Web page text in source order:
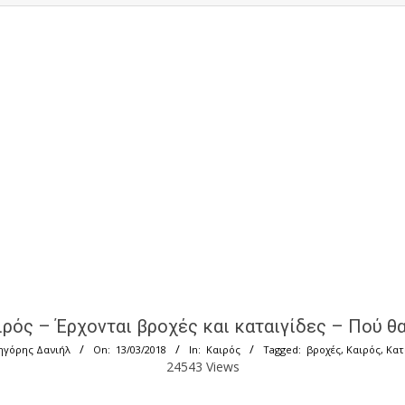
– Έρχονται βροχές και καταιγίδες – Πού
Δανιήλ On: 13/03/2018 In: Καιρός Tagged: βροχές, Καιρός,
24543 Views